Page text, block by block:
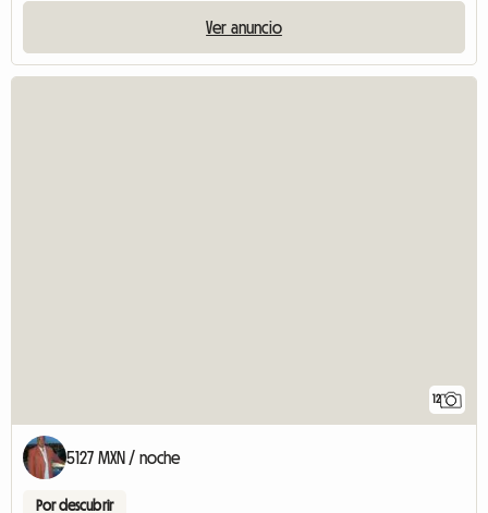
Ver anuncio
12
5127 MXN / noche
Por descubrir